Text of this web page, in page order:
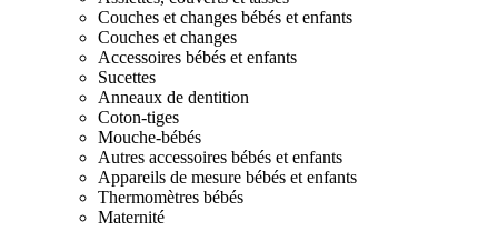
Couches et changes bébés et enfants
Couches et changes
Accessoires bébés et enfants
Sucettes
Anneaux de dentition
Coton-tiges
Mouche-bébés
Autres accessoires bébés et enfants
Appareils de mesure bébés et enfants
Thermomètres bébés
Maternité